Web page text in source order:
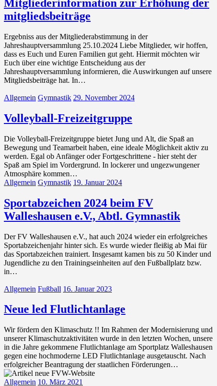
Mitgliederinformation zur Erhöhung der
mitgliedsbeiträge
Ergebniss aus der Mitgliederabstimmung in der
Jahreshauptversammlung 25.10.2024 Liebe Mitglieder, wir hoffen,
dass es Euch und Euren Familien gut geht. Hiermit möchten wir
Euch über eine wichtige Entscheidung aus der
Jahreshauptversammlung informieren, die Auswirkungen auf unsere
Mitgliedsbeiträge hat. In…
Allgemein Gymnastik 29. November 2024
Volleyball-Freizeitgruppe
Die Volleyball-Freizeitgruppe bietet Jung und Alt, die Spaß an
Bewegung und Teamarbeit haben, eine ideale Möglichkeit aktiv zu
werden. Egal ob Anfänger oder Fortgeschrittene - hier steht der
Spaß am Spiel im Vordergrund. In lockerer und ungezwungener
Atmosphäre kommen…
Allgemein Gymnastik 19. Januar 2024
Sportabzeichen 2024 beim FV
Walleshausen e.V., Abtl. Gymnastik
Der FV Walleshausen e.V., hat auch 2024 wieder ein erfolgreiches
Sportabzeichenjahr hinter sich. Es wurde wieder fleißig ab Mai für
das Sportabzeichen trainiert. Insgesamt kamen bis zu 50 Kinder und
Jugendliche zu den Trainingseinheiten auf den Fußballplatz bzw.
in…
Allgemein Fußball 16. Januar 2023
Neue led Flutlichtanlage
Wir fördern den Klimaschutz !! Im Rahmen der Modernisierung und
unserer Klimaschutzaktivitäten wurde in den letzten Wochen, unsere
in die Jahre gekommene Flutlichtanlage am Sportplatz Walleshausen
gegen eine hochmoderne LED Flutlichtanlage ausgetauscht. Nach
erfolgreicher Beantragung der staatlichen Förderungen…
Allgemein 10. März 2021